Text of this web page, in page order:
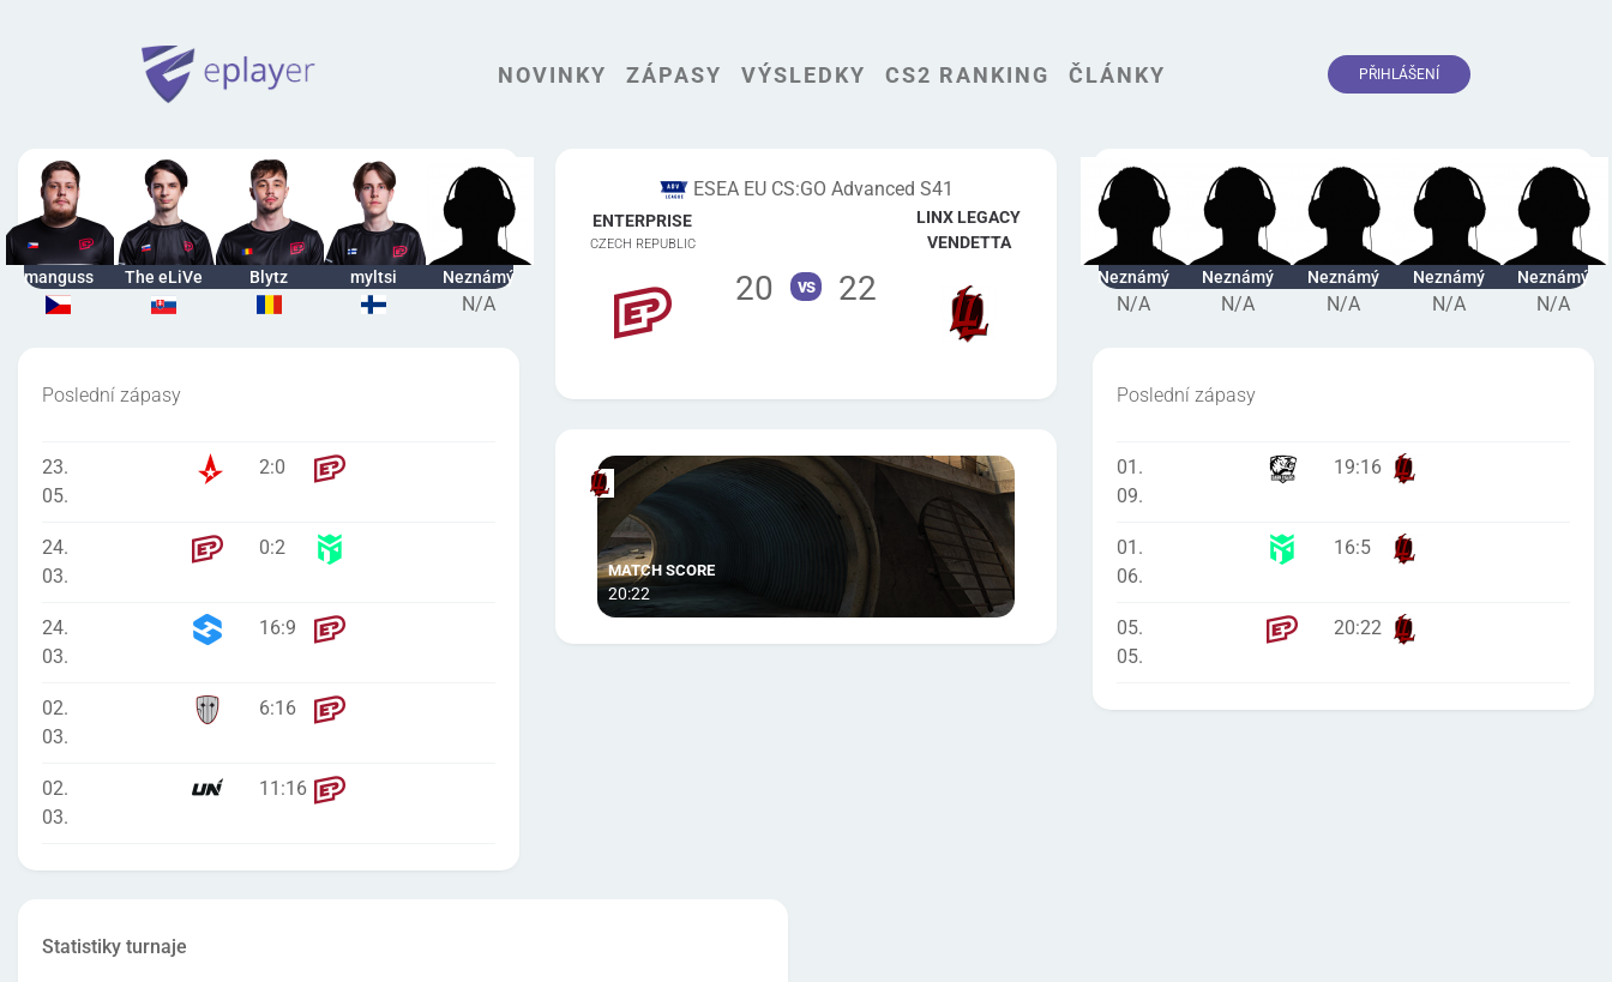
NOVINKY ZÁPASY VÝSLEDKY CS2 RANKING ČLÁNKY PŘIHLÁŠENÍ
manguss The eLiVe Blytz myltsi Neznámý
N/A
Poslední zápasy
23.
05.
2:0
24.
03.
0:2
24.
03.
16:9
02.
03.
6:16
02.
03.
11 :16
ESEA EU CS:GO Advanced S41
ENTERPRISE
CZECH REPUBLIC
20 vs 22
LINX LEGACY
VENDETTA
20:22
Neznámý
N/A
Neznámý
N/A
Neznámý
N/A
Neznámý
N/A
Neznámý
N/A
Poslední zápasy
01.
09.
19:16
01.
06.
16:5
05.
05.
20:22
Statistiky turnaje